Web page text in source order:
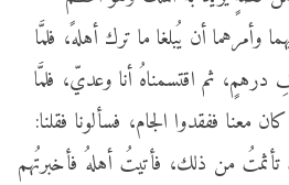
وأمرهما أن يُبلغا ما ترك أهلهً، فلمَّا
درهمٍ، ثم اقتسمناهُ أنا وعديّ، فلمَّا
معنا ففقدوا الجام، فسألونا فقلنا:
تأثمتُ من ذلك، فأتيتُ أهلهُ فأخبرتُهم